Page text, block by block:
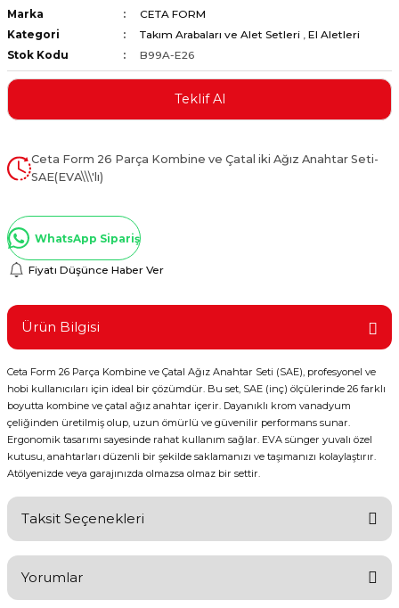
ve Penseler
Marka
CETA FORM
Kategori
Takım Arabaları ve Alet Setleri , El Aletleri
Stok Kodu
B99A-E26
Teklif Al
Ceta Form 26 Parça Kombine ve Çatal iki Ağız Anahtar Seti-
SAE(EVA\\\'lı)
WhatsApp Sipariş
Fiyatı Düşünce Haber Ver
Ürün Bilgisi
Ceta Form 26 Parça Kombine ve Çatal Ağız Anahtar Seti (SAE), profesyonel ve
hobi kullanıcıları için ideal bir çözümdür. Bu set, SAE (inç) ölçülerinde 26 farklı
boyutta kombine ve çatal ağız anahtar içerir. Dayanıklı krom vanadyum
çeliğinden üretilmiş olup, uzun ömürlü ve güvenilir performans sunar.
Ergonomik tasarımı sayesinde rahat kullanım sağlar. EVA sünger yuvalı özel
kutusu, anahtarları düzenli bir şekilde saklamanızı ve taşımanızı kolaylaştırır.
Atölyenizde veya garajınızda olmazsa olmaz bir settir.
Taksit Seçenekleri
Yorumlar